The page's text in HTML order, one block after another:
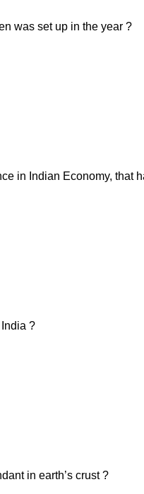
was set up in the year ?
in Indian Economy, that
?
in earth’s crust ?